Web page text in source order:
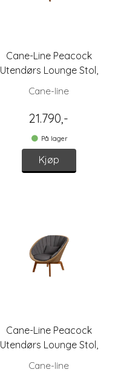
Cane-Line Peacock
Utendørs Lounge Stol,
Cane-line
21.790,-
På lager
Kjøp
Cane-Line Peacock
Utendørs Lounge Stol,
Cane-line